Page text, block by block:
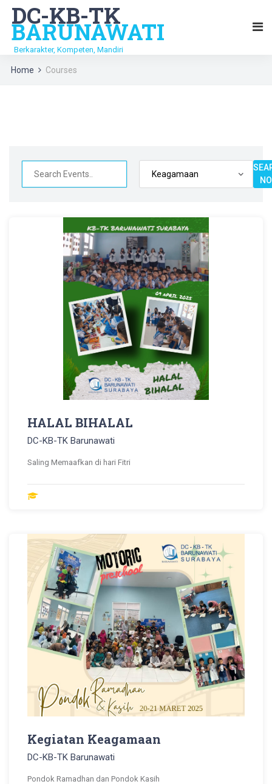
DC-KB-TK
BARUNAWATI
Berkarakter, Kompeten, Mandiri
Home Courses
HALAL BIHALAL
DC-KB-TK Barunawati
Saling Memaafkan di hari Fitri
Kegiatan Keagamaan
DC-KB-TK Barunawati
Pondok Ramadhan dan Pondok Kasih